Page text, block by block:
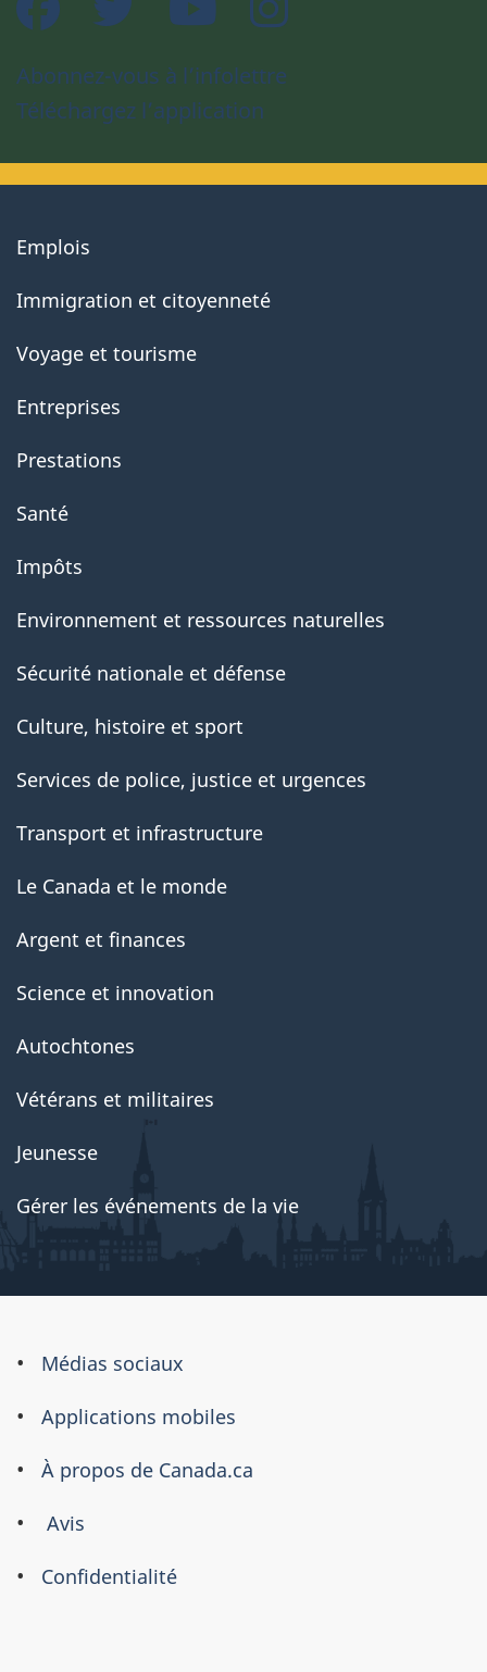
Abonnez-vous à l’infolettre
Téléchargez l’application
About
government
Emplois
Immigration et citoyenneté
Voyage et tourisme
Entreprises
Prestations
Santé
Impôts
Environnement et ressources naturelles
Sécurité nationale et défense
Culture, histoire et sport
Services de police, justice et urgences
Transport et infrastructure
Le Canada et le monde
Argent et finances
Science et innovation
Autochtones
Vétérans et militaires
Jeunesse
Gérer les événements de la vie
À
propos
ce
site
Médias sociaux
Applications mobiles
À propos de Canada.ca
Avis
Confidentialité